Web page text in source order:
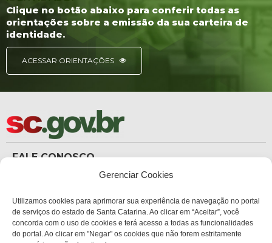
Gerenciar Cookies
Utilizamos cookies para aprimorar sua experiência de navegação no portal
de serviços do estado de Santa Catarina. Ao clicar em “Aceitar”, você
concorda com o uso de cookies e terá acesso a todas as funcionalidades
do portal. Ao clicar em "Negar" os cookies que não forem estritamente
Clique no botão abaixo para conferir todas as
orientações sobre a emissão da sua carteira de
identidade.
ACESSAR ORIENTAÇÕES
FALE CONOSCO
Carteira de Identidade
Ouvidoria
ouvidoria.sc.gov.br
ENDEREÇO